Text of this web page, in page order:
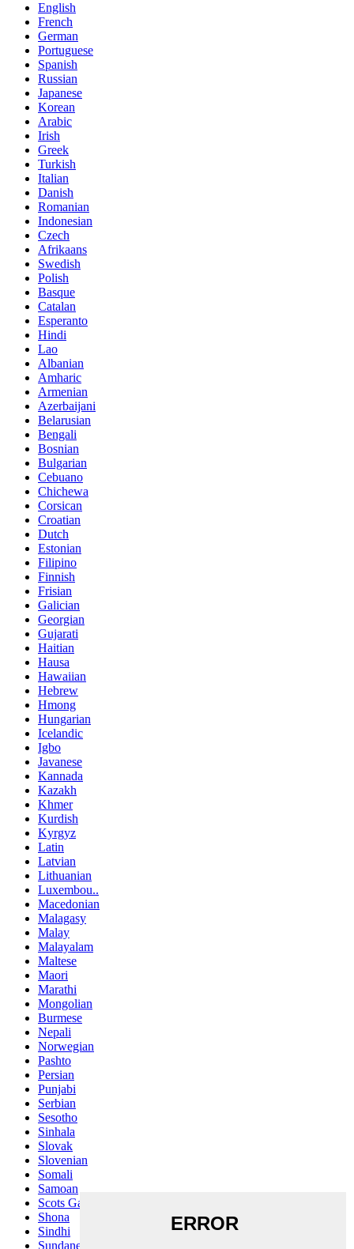
English
French
German
Portuguese
Spanish
Russian
Japanese
Korean
Arabic
Irish
Greek
Turkish
Italian
Danish
Romanian
Indonesian
Czech
Afrikaans
Swedish
Polish
Basque
Catalan
Esperanto
Hindi
Lao
Albanian
Amharic
Armenian
Azerbaijani
Belarusian
Bengali
Bosnian
Bulgarian
Cebuano
Chichewa
Corsican
Croatian
Dutch
Estonian
Filipino
Finnish
Frisian
Galician
Georgian
Gujarati
Haitian
Hausa
Hawaiian
Hebrew
Hmong
Hungarian
Icelandic
Igbo
Javanese
Kannada
Kazakh
Khmer
Kurdish
Kyrgyz
Latin
Latvian
Lithuanian
Luxembou..
Macedonian
Malagasy
Malay
Malayalam
Maltese
Maori
Marathi
Mongolian
Burmese
Nepali
Norwegian
Pashto
Persian
Punjabi
Serbian
Sesotho
Sinhala
Slovak
Slovenian
Somali
Samoan
Scots Gaelic
Shona
Sindhi
Sundanese